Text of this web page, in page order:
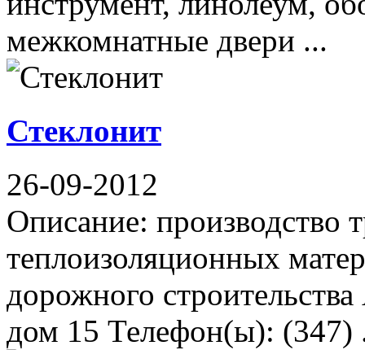
межкомнатные двери ...
Стеклонит
26-09-2012
Описание: производство
теплоизоляционных
дорожного
дом 15 Телефон(ы): (347)